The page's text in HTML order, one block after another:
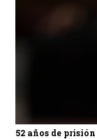
52 años de